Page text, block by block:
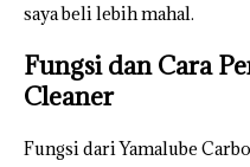
saya beli lebih mahal.
Fungsi dan Cara
Cleaner
Fungsi dari Yamalube